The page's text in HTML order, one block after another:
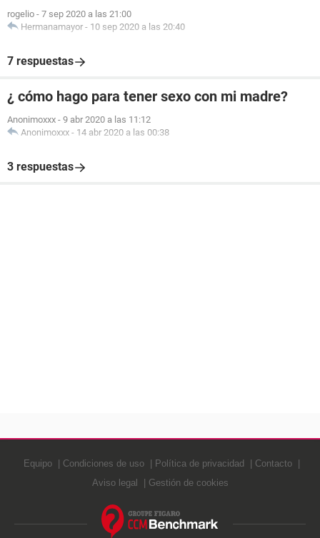
rogelio - 7 sep 2020 a las 21:00
Hermanamayor - 10 sep 2020 a las 20:40
7 respuestas
¿ cómo hago para tener sexo con mi madre?
Anonimoxxx - 9 abr 2020 a las 11:12
Anonimoxxx - 14 abr 2020 a las 00:38
3 respuestas
Equipo Condiciones de uso Política de privacidad
Contacto
Aviso legal
Gestión de cookies